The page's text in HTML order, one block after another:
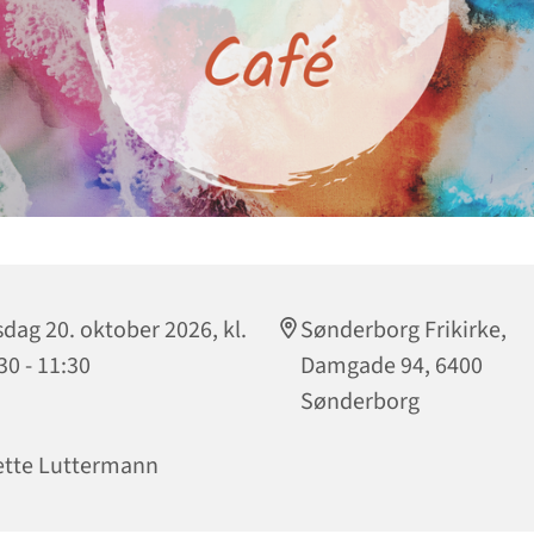
20. oktober 2026, kl.
- 11:30
Sønderborg Frikirke,
Damgade 94, 6400
Sønderborg
Luttermann